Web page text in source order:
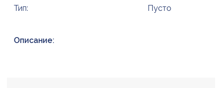
Тип: Пусто
Описание: